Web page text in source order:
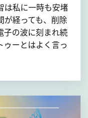
は私に一時も安堵
が経っても、削除
子の波に刻まれ続
ゥーとはよく言っ